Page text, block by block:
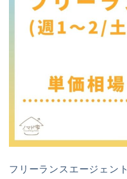
フリーランスエージェン